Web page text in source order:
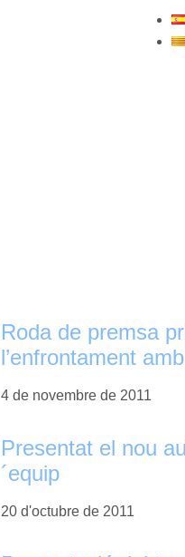
Roda de premsa
l’enfrontament
4 de novembre de 2011
Presentat el nou
´equip
20 d'octubre de 2011